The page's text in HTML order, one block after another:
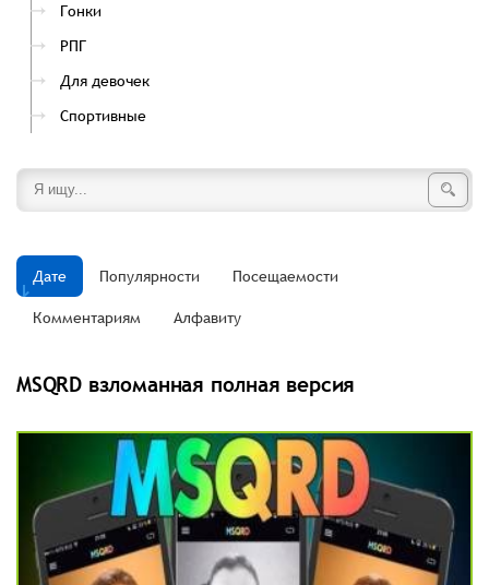
Гонки
РПГ
Для девочек
Спортивные
Дате Популярности Посещаемости
Комментариям Алфавиту
MSQRD взломанная полная версия